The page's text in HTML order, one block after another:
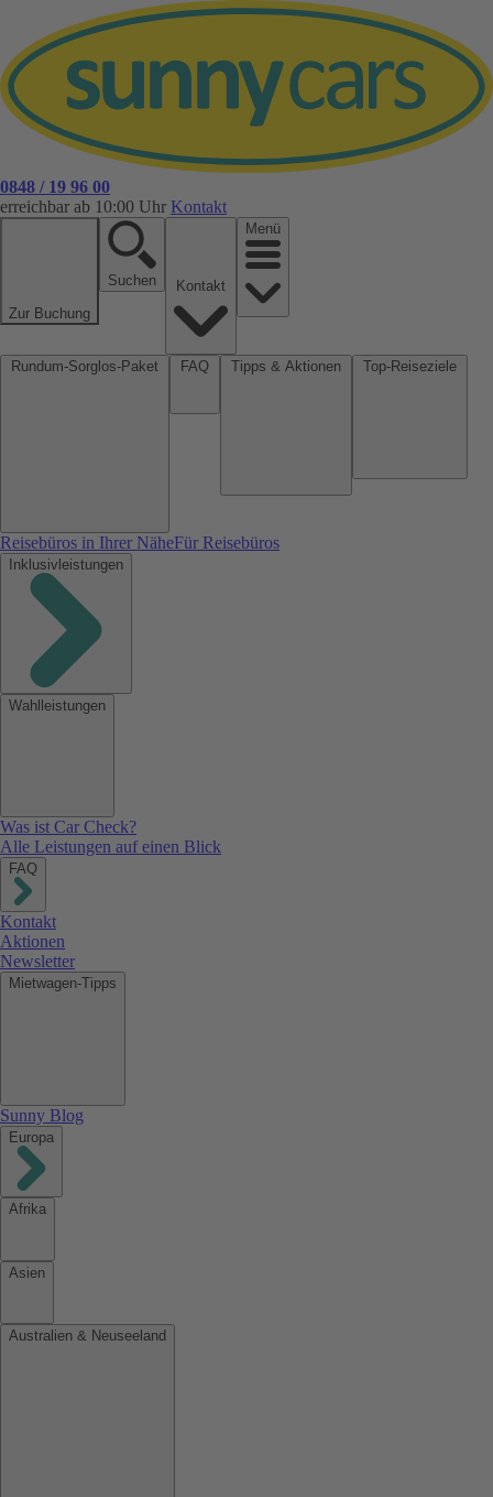
0848 / 19 96 00
erreichbar ab 10:00 Uhr Kontakt
Zur Buchung
Suchen
Menü
Reisebüros in Ihrer NäheFür Reisebüros
Inklusivleistungen
Wahlleistungen
Was ist Car Check?
Alle Leistungen auf einen Blick
FAQ
Kontakt
Aktionen
Newsletter
Mietwagen-Tipps
Sunny Blog
Europa
Afrika
Asien
Australien & Neuseeland